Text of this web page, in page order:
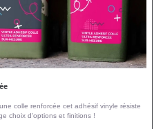
colle renforcée cet adhésif vinyle résiste
choix d'options et finitions !